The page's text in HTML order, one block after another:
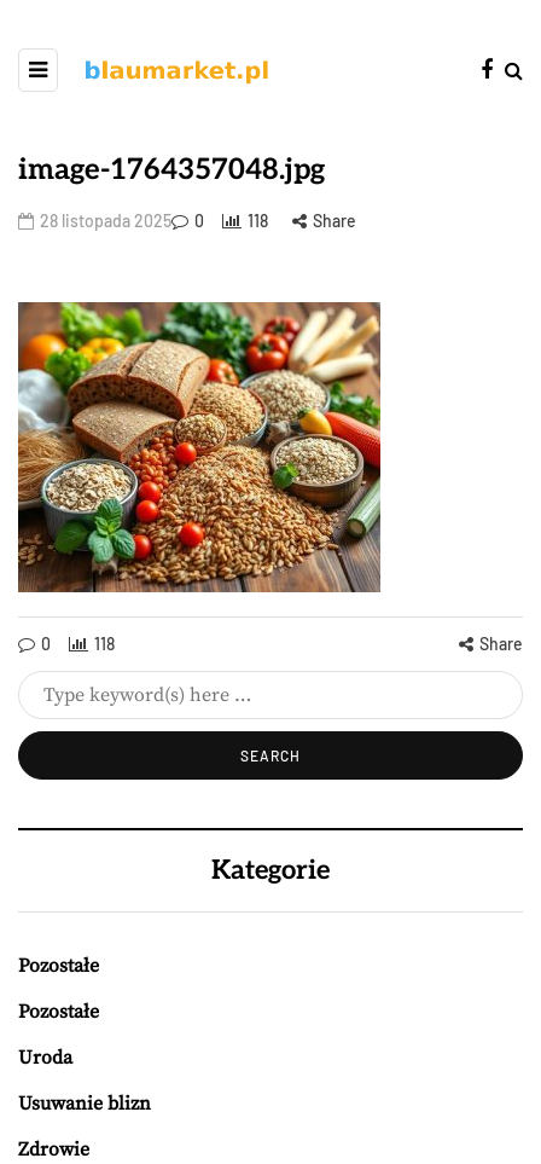
image-1764357048.jpg
28 listopada 2025 0 118 Share
0 118 Share
Kategorie
Pozostałe
Pozostałe
Uroda
Usuwanie blizn
Zdrowie